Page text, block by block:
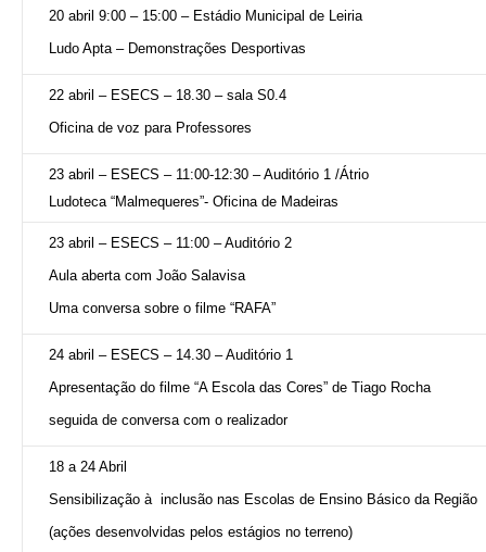
20 abril 9:00 – 15:00 – Estádio Municipal de Leiria
Ludo Apta – Demonstrações Desportivas
22 abril – ESECS – 18.30 – sala S0.4
Oficina de voz para Professores
23 abril – ESECS – 11:00-12:30 – Auditório 1 /Átrio
Ludoteca “Malmequeres”- Oficina de Madeiras
23 abril – ESECS – 11:00 – Auditório 2
Aula aberta com João Salavisa
Uma conversa sobre o filme “RAFA”
24 abril – ESECS – 14.30 – Auditório 1
Apresentação do filme “A Escola das Cores” de Tiago Rocha
seguida de conversa com o realizador
18 a 24 Abril
Sensibilização à inclusão nas Escolas de Ensino Básico da Região
(ações desenvolvidas pelos estágios no terreno)